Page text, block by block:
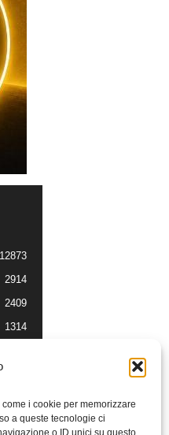
i cookie per memorizzare
a queste tecnologie ci
o ID unici su questo
12873
2914
2409
1314